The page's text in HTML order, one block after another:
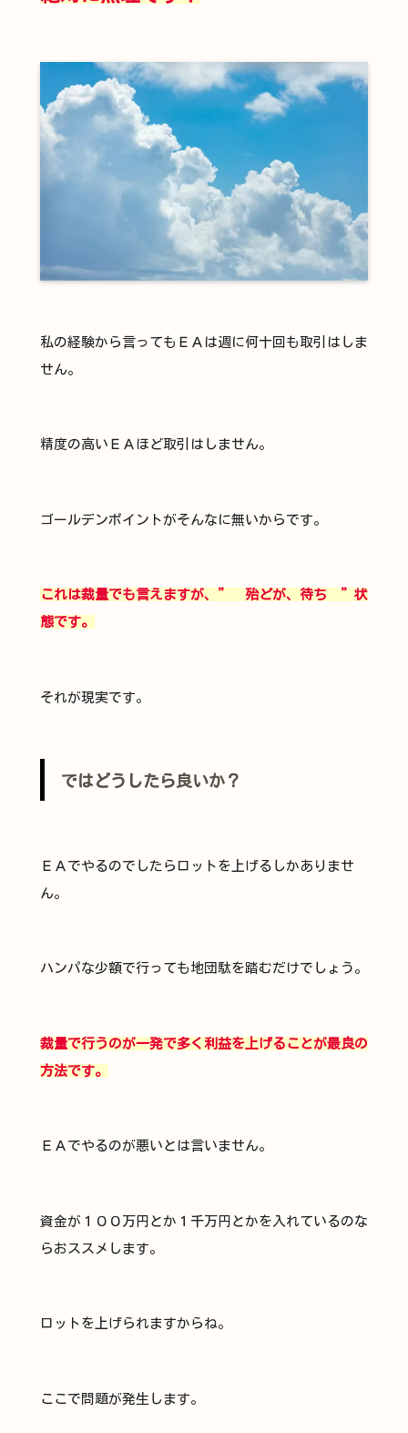
私の経験から言ってもＥＡは週に何十回も取引はしま
せん。
精度の高いＥＡほど取引はしません。
ゴールデンポイントがそんなに無いからです。
これは裁量でも言えますが、” 殆どが、待ち ”状
態です。
それが現実です。
ではどうしたら良いか？
ＥＡでやるのでしたらロットを上げるしかありませ
ん。
ハンパな少額で行っても地団駄を踏むだけでしょう。
裁量で行うのが一発で多く利益を上げることが最良の
方法です。
ＥＡでやるのが悪いとは言いません。
資金が１００万円とか１千万円とかを入れているのな
らおススメします。
ロットを上げられますからね。
ここで問題が発生します。